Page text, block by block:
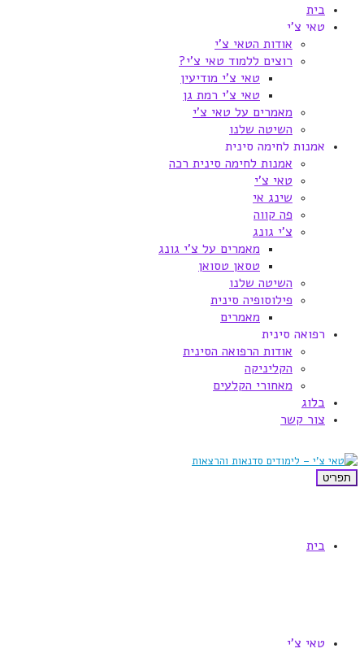
בית
טאי צ'י
אודות הטאי צ'י
רוצים ללמוד טאי צ'י?
טאי צ'י מודיעין
טאי צ'י רמת גן
מאמרים על טאי צ'י
השיטה שלנו
אמנות לחימה סינית
אמנות לחימה סינית רכה
טאי צ'י
שינג אי
פה קווה
צ'י גונג
מאמרים על צ'י גונג
טסאן טסואן
השיטה שלנו
פילוסופיה סינית
מאמרים
רפואה סינית
אודות הרפואה הסינית
הקליניקה
מאחורי הקלעים
בלוג
צור קשר
תפריט
בית
טאי צ'י